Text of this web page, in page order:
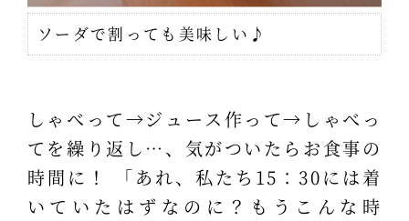
ソーダで割っても美味しい♪
しゃべって→ジュース作って→しゃべっ
てを繰り返し…、気がついたらお食事の
時間に！ 「あれ、私たち15：30には着
いていたはずなのに？もうこんな時